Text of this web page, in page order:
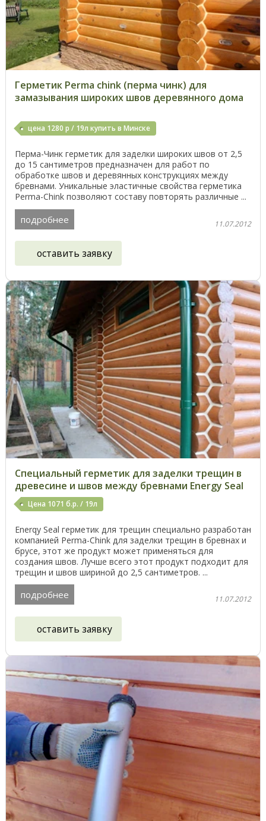
Герметик Perma chink (перма чинк) для
замазывания широких швов деревянного дома
цена 1280 р / 19л купить в Минске
Перма-Чинк герметик для заделки широких швов от 2,5
до 15 сантиметров предназначен для работ по
обработке швов и деревянных конструкциях между
бревнами. Уникальные эластичные свойства герметика
Perma-Chink позволяют составу повторять различные ...
подробнее 11.07.2012
оставить заявку
Специальный герметик для заделки трещин в
древесине и швов между бревнами Energy Seal
Цена 1071 б.р. / 19л
Enerqy Seal герметик для трещин специально разработан
компанией Perma-Chink для заделки трещин в бревнах и
брусе, этот же продукт может применяться для
создания швов. Лучше всего этот продукт подходит для
трещин и швов шириной до 2,5 сантиметров. ...
подробнее 11.07.2012
оставить заявку